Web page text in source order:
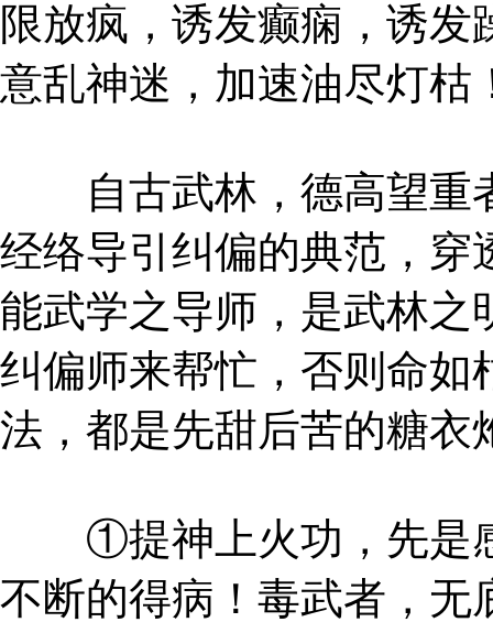
限放疯，诱发癫痫，诱
意乱神迷，加速油尽灯枯
自古武林，德高望重
经络导引纠偏的典范，穿
能武学之导师，是武林之
纠偏师来帮忙，否则命如
法，都是先甜后苦的糖衣
①提神上火功，先是感
不断的得病！毒武者，无